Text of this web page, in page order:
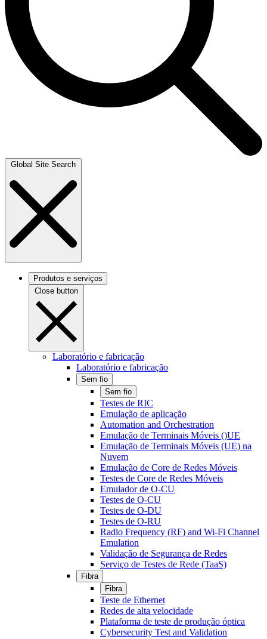
Global Site Search
Produtos e serviços
Close button
Laboratório e fabricação
Laboratório e fabricação
Sem fio
Sem fio
Testes de RIC
Emulação de aplicação
Automation and Orchestration
Emulação de Terminais Móveis ()UE
Emulação de Terminais Móveis (UE) na
Nuvem
Emulação de Core de Redes Móveis
Testes de Core de Redes Móveis
Emulador de O-CU
Testes de O-CU
Testes de O-DU
Testes de O-RU
Radio Frequency (RF) and Wi-Fi Channel
Emulation
Validação de Segurança de Redes
Serviço de Testes de Rede (TaaS)
Fibra
Fibra
Teste de Ethernet
Redes de alta velocidade
Plataforma de teste de produção óptica
Cybersecurity Test and Validation